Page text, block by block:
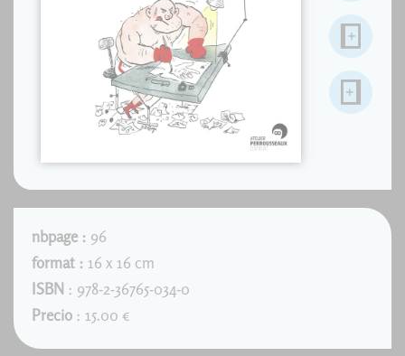
nbpage : 96
format : 16 x 16 cm
ISBN : 978-2-36765-034-0
Precio : 15.00 €